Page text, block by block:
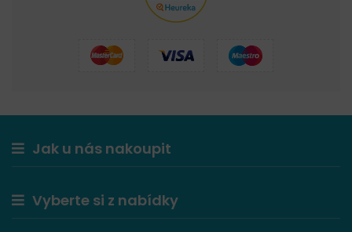
Jak u nás nakoupit
Vyberte si z nabídky